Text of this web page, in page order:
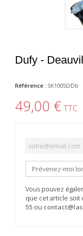
Dufy -
Référence : SK1005DDb
49,00 € TTC
Prévenez-moi
Vous pouvez
que cet article
55 ou